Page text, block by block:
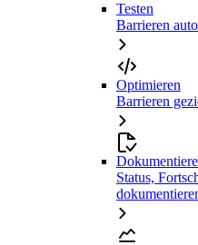
Testen
Barrieren
Optimieren
Barrieren
Status,